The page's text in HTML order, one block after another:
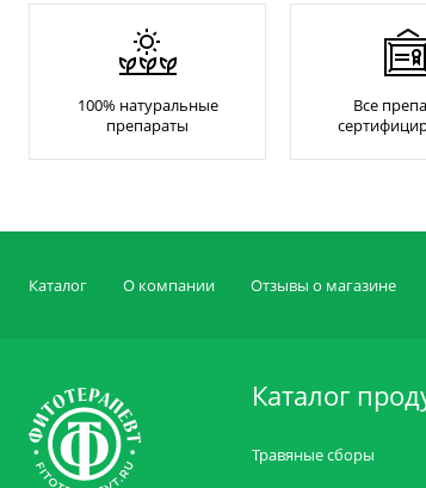
100% натуральные
препараты
Все
Каталог О компании Отзывы о магазине
Каталог
Травяные сборы